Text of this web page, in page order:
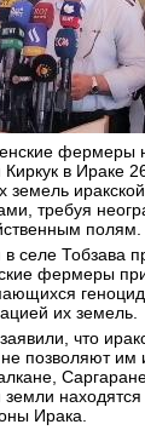
фермеры
в Ираке
земель
требуя
полям.
селе Тобзава
фермеры
их земель.
что
позволяют им
земли
Ирака.